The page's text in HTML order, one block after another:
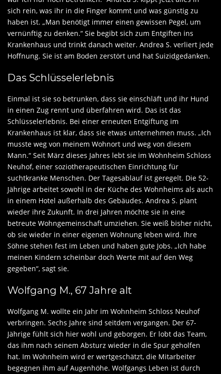
sich rein, was ihr in die Finger kommt und was günstig zu
haben ist. „Man benötigt immer einen gewissen Pegel, um
vernünftig zu denken.“ Sie begibt sich zum Entgiften ins
Krankenhaus und trinkt danach weiter. Andrea S. verliert jede
Hoffnung. Sie ist am Boden zerstört und hat Suizidgedanken.
Das Schlüsselerlebnis
Einmal ist sie so betrunken, dass sie einschläft und ihr Hund
in einen Zug rennt und überfahren wird. Das ist das
Schlüsselerlebnis. Bei einer erneuten Entgiftung im
Krankenhaus ist klar, dass sie etwas unternehmen muss. „Ich
musste weg von meinem Wohnort und weg von diesem
Mann.“ Seit März dieses Jahres lebt sie im Wohnheim Schloss
Neuhof, einer soziotherapeutischen Einrichtung für
suchtkranke Menschen. Der Tagesablauf ist geregelt. Die 52-
Jährige arbeitet sowohl in der Küche des Wohnheims als auch
in einem Hotel außerhalb des Gebäudes. Andrea S. plant
wieder ihre Zukunft. In drei Jahren möchte sie in eine
betreute Wohngemeinschaft umziehen. Sie weiß bisher nicht,
ob sie wieder in einer eigenen Wohnung leben wird. Ihre
Söhne stehen fest im Leben und haben gute Jobs. „Ich habe
meinen Kindern scheinbar doch Werte mit auf den Weg
gegeben“, sagt sie.
Wolfgang M., 67 Jahre alt
Wolfgang M. wollte ein Jahr im Wohnheim Schloss Neuhof
verbringen. Sechs Jahre sind seitdem vergangen. Der 67-
Jährige fühlt sich hier wohl und geborgen. Er lobt das Team,
das ihm nach seinem Absturz wieder in die Spur geholfen
hat. Im Wohnheim wird er wertgeschätzt, die Mitarbeiter
begegnen ihm auf Augenhöhe. Wolfgangs Leben ist durch